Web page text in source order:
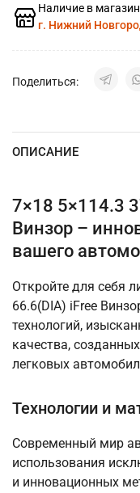
Наличие в
г. Нижний
Поделиться:
ОПИСАНИЕ
7×18 5×114.3
Винзор –
вашего
Откройте для себя
66.6(DIA) iFree
технологий,
качества,
легковых
Технологии и
Современный мир
использования
и инновационных